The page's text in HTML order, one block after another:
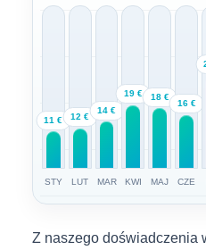
11 €
STY
12 €
LUT
14 €
MAR
19 €
KWI
18 €
MAJ
16 €
CZE
Z naszego doświadczenia